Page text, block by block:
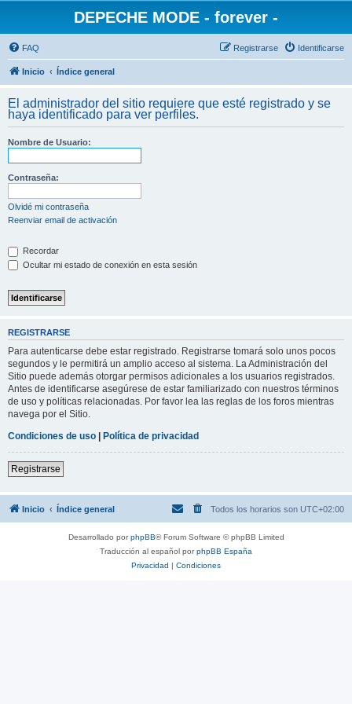
DEPECHE MODE - forever -
FAQ Identificarse
Registrarse
Inicio Índice general
El administrador del sitio requiere que esté registrado y se
haya identificado para ver perfiles.
Nombre de Usuario:
Contraseña:
Olvidé mi contraseña
Reenviar email de activación
Recordar
Ocultar mi estado de conexión en esta sesión
REGISTRARSE
Para autenticarse debe estar registrado. Registrarse tomará solo unos pocos
segundos y le permitirá un amplio acceso al sistema. La Administración del
Sitio puede además otorgar permisos adicionales a los usuarios registrados.
Antes de identificarse asegúrese de estar familiarizado con nuestros términos
de uso y políticas relacionadas. Por favor lea las reglas de los foros mientras
navega por el Sitio.
Condiciones de uso | Política de privacidad
Registrarse
Inicio Índice general Todos los horarios son UTC+02:00
Desarrollado porphpBB® Forum Software © phpBB Limited
Traducción al español porphpBB España
Privacidad | Condiciones